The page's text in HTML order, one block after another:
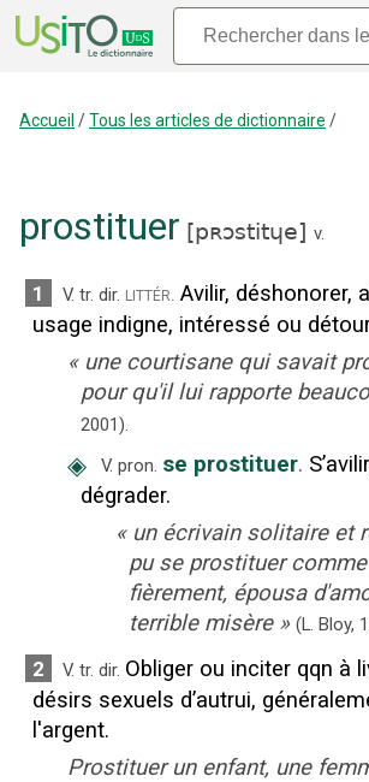
Accueil /Tous les articles de dictionnaire /
prostituer [pʀɔstitɥe] v.
1 V. tr. dir. littér. Avilir, déshonorer,
usage indigne, intéressé ou
« une courtisane qui savait
pour qu'il lui rapporte
2001).
◈ V. pron. se prostituer.
dégrader.
« un écrivain solitaire et
pu se prostituer
fièrement, épousa
terrible misère » (L. Bloy,
2 V. tr. dir. Obliger ou inciter qqn à
désirs sexuels d’autrui,
l'argent.
Prostituer un enfant, une